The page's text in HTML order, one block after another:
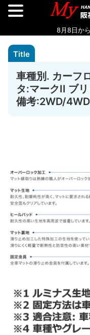
車種別. カーフ
タ:マークII ブ
備考:2WD/